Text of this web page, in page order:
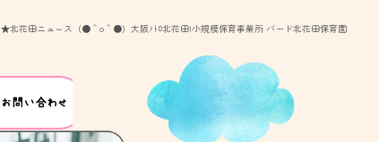
★北花田ニュ～ス（●＾o＾●）大阪ﾒﾄﾛ北花田|小規模保育事業所 バード北花田保育園